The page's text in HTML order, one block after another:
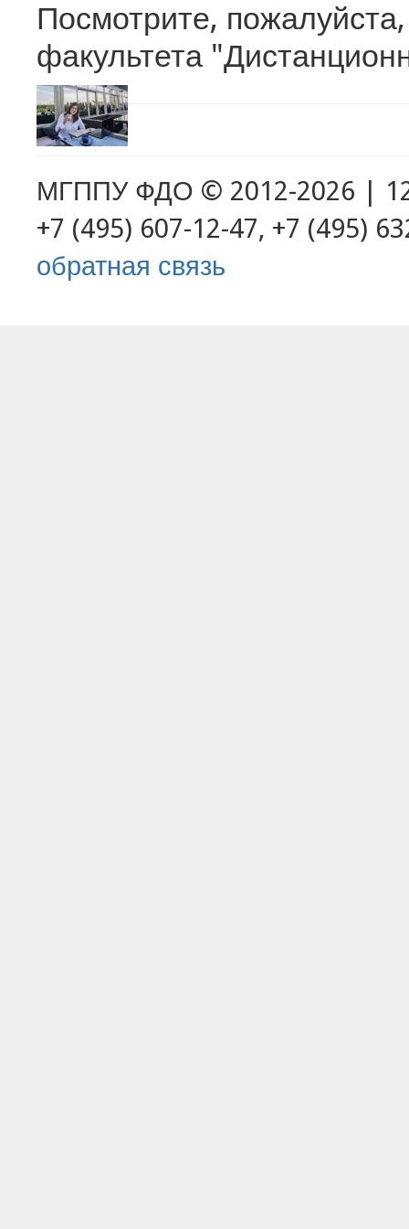
программа. Магистратура
Запись на
подготовительную
программу. Магистратура
Посмотрите,
факультета
МГППУ ФДО © 2012-2026 |
+7 (495) 607-12-47, +7 (495)
обратная связь